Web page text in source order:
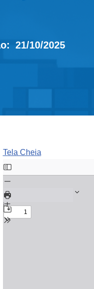
21/10/2025
Tela Cheia